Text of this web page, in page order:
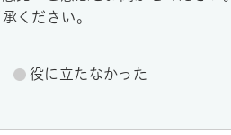
ください。
役に立たなかった